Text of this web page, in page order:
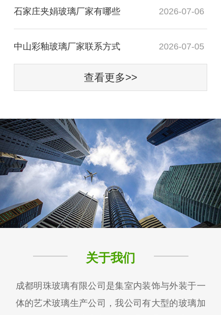
石家庄夹娟玻璃厂家有哪些 2026-07-06
中山彩釉玻璃厂家联系方式 2026-07-05
查看更多>>
关于我们
成都明珠玻璃有限公司是集室内装饰与外装于一
体的艺术玻璃生产公司，我公司有大型的玻璃加